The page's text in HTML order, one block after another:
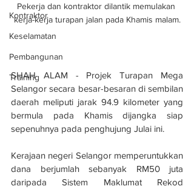
Kontraktor
Keselamatan
Pembangunan
Training
Pekerja dan kontraktor dilantik memulakan
kerja-kerja turapan jalan pada Khamis malam.
SHAH ALAM - Projek Turapan Mega
Selangor secara besar-besaran di sembilan
daerah meliputi jarak 94.9 kilometer yang
bermula pada Khamis dijangka siap
sepenuhnya pada penghujung Julai ini.
Kerajaan negeri Selangor memperuntukkan
dana berjumlah sebanyak RM50 juta
daripada Sistem Maklumat Rekod